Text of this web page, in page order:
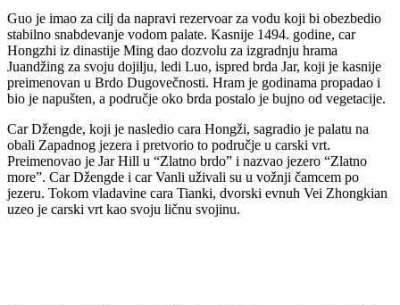
Guo je imao za cilj da napravi rezervoar za vodu koji bi obezbedio
stabilno snabdevanje vodom palate. Kasnije 1494. godine, car
Hongzhi iz dinastije Ming dao dozvolu za izgradnju hrama
Juandžing za svoju dojilju, ledi Luo, ispred brda Jar, koji je kasnije
preimenovan u Brdo Dugovečnosti. Hram je godinama propadao i
bio je napušten, a područje oko brda postalo je bujno od vegetacije.
Car Džengde, koji je nasledio cara Hongži, sagradio je palatu na
obali Zapadnog jezera i pretvorio to područje u carski vrt.
Preimenovao je Jar Hill u “Zlatno brdo” i nazvao jezero “Zlatno
more”. Car Džengde i car Vanli uživali su u vožnji čamcem po
jezeru. Tokom vladavine cara Tianki, dvorski evnuh Vei Zhongkian
uzeo je carski vrt kao svoju ličnu svojinu.